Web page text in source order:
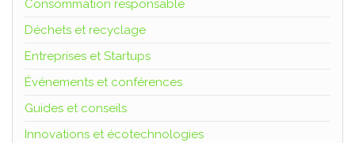
Consommation responsable
Déchets et recyclage
Entreprises et Startups
Événements et conférences
Guides et conseils
Innovations et écotechnologies